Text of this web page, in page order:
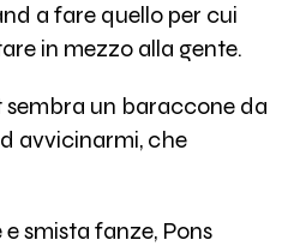
a fare quello per cui
in mezzo alla gente.
un baraccone da
avvicinarmi, che
smista fanze, Pons